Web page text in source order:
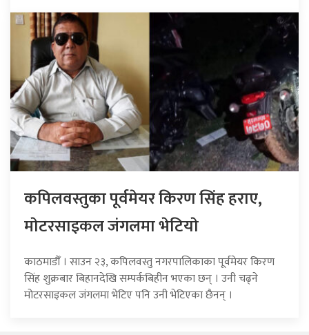
कपिलवस्तुका पूर्वमेयर किरण सिंह हराए,
माेटरसाइकल जंगलमा भेटियाे
काठमाडौँ । साउन २३, कपिलवस्तु नगरपालिकाका पूर्वमेयर किरण
सिंह शुक्रबार बिहानदेखि सम्पर्कबिहीन भएका छन् । उनी चढ्ने
मोटरसाइकल जंगलमा भेटिए पनि उनी भेटिएका छैनन् ।